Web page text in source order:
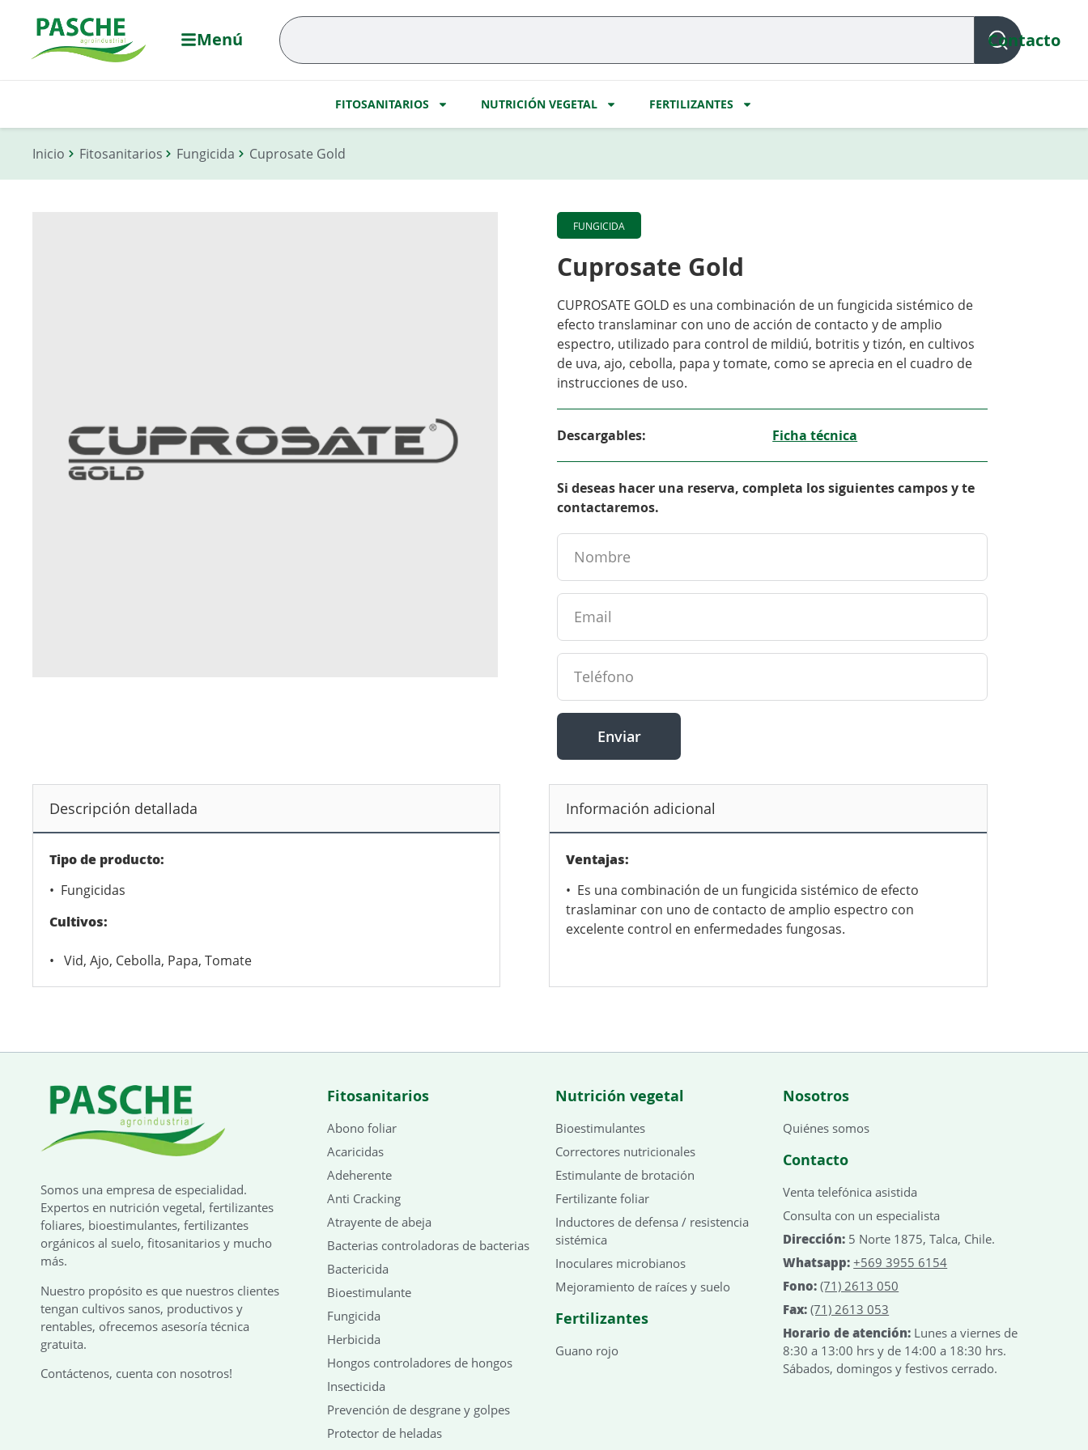
Menú Contacto
FITOSANITARIOS NUTRICIÓN VEGETAL FERTILIZANTES
Inicio Fitosanitarios Fungicida Cuprosate Gold
FUNGICIDA
Cuprosate Gold
CUPROSATE GOLD es una combinación de un fungicida sistémico de
efecto translaminar con uno de acción de contacto y de amplio
espectro, utilizado para control de mildiú, botritis y tizón, en cultivos
de uva, ajo, cebolla, papa y tomate, como se aprecia en el cuadro de
instrucciones de uso.
Descargables: Ficha técnica
Si deseas hacer una reserva, completa los siguientes campos y te
contactaremos.
Enviar
Descripción detallada
Tipo de producto:
• Fungicidas
Cultivos:
• Vid, Ajo, Cebolla, Papa, Tomate
Información adicional
Ventajas:
• Es una combinación de un fungicida sistémico de efecto
traslaminar con uno de contacto de amplio espectro con
excelente control en enfermedades fungosas.
Somos una empresa de especialidad.
Expertos en nutrición vegetal, fertilizantes
foliares, bioestimulantes, fertilizantes
orgánicos al suelo, fitosanitarios y mucho
más.
Nuestro propósito es que nuestros clientes
tengan cultivos sanos, productivos y
rentables, ofrecemos asesoría técnica
gratuita.
Contáctenos, cuenta con nosotros!
Fitosanitarios
Abono foliar
Acaricidas
Adeherente
Anti Cracking
Atrayente de abeja
Bacterias controladoras de bacterias
Bactericida
Bioestimulante
Fungicida
Herbicida
Hongos controladores de hongos
Insecticida
Prevención de desgrane y golpes
Protector de heladas
Nutrición vegetal
Bioestimulantes
Correctores nutricionales
Estimulante de brotación
Fertilizante foliar
Inductores de defensa / resistencia
sistémica
Inoculares microbianos
Mejoramiento de raíces y suelo
Fertilizantes
Guano rojo
Nosotros
Quiénes somos
Contacto
Venta telefónica asistida
Consulta con un especialista
Dirección: 5 Norte 1875, Talca, Chile.
Whatsapp: +569 3955 6154
Fono: (71) 2613 050
Fax: (71) 2613 053
Horario de atención: Lunes a viernes de
8:30 a 13:00 hrs y de 14:00 a 18:30 hrs.
Sábados, domingos y festivos cerrado.